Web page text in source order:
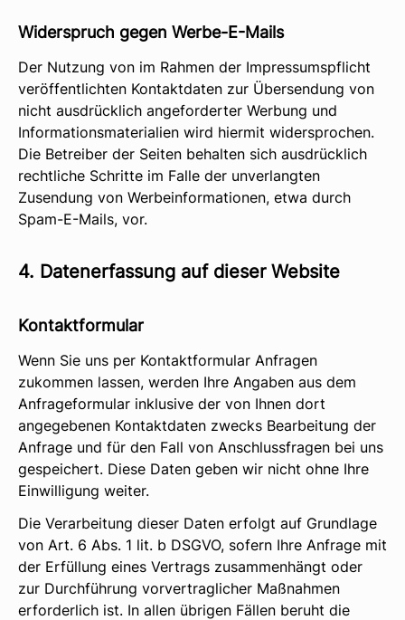
Widerspruch gegen Werbe-E-Mails
Der Nutzung von im Rahmen der Impressumspflicht
veröffentlichten Kontaktdaten zur Übersendung von
nicht ausdrücklich angeforderter Werbung und
Informationsmaterialien wird hiermit widersprochen.
Die Betreiber der Seiten behalten sich ausdrücklich
rechtliche Schritte im Falle der unverlangten
Zusendung von Werbeinformationen, etwa durch
Spam-E-Mails, vor.
4. Datenerfassung auf dieser Website
Kontaktformular
Wenn Sie uns per Kontaktformular Anfragen
zukommen lassen, werden Ihre Angaben aus dem
Anfrageformular inklusive der von Ihnen dort
angegebenen Kontaktdaten zwecks Bearbeitung der
Anfrage und für den Fall von Anschlussfragen bei uns
gespeichert. Diese Daten geben wir nicht ohne Ihre
Einwilligung weiter.
Die Verarbeitung dieser Daten erfolgt auf Grundlage
von Art. 6 Abs. 1 lit. b DSGVO, sofern Ihre Anfrage mit
der Erfüllung eines Vertrags zusammenhängt oder
zur Durchführung vorvertraglicher Maßnahmen
erforderlich ist. In allen übrigen Fällen beruht die